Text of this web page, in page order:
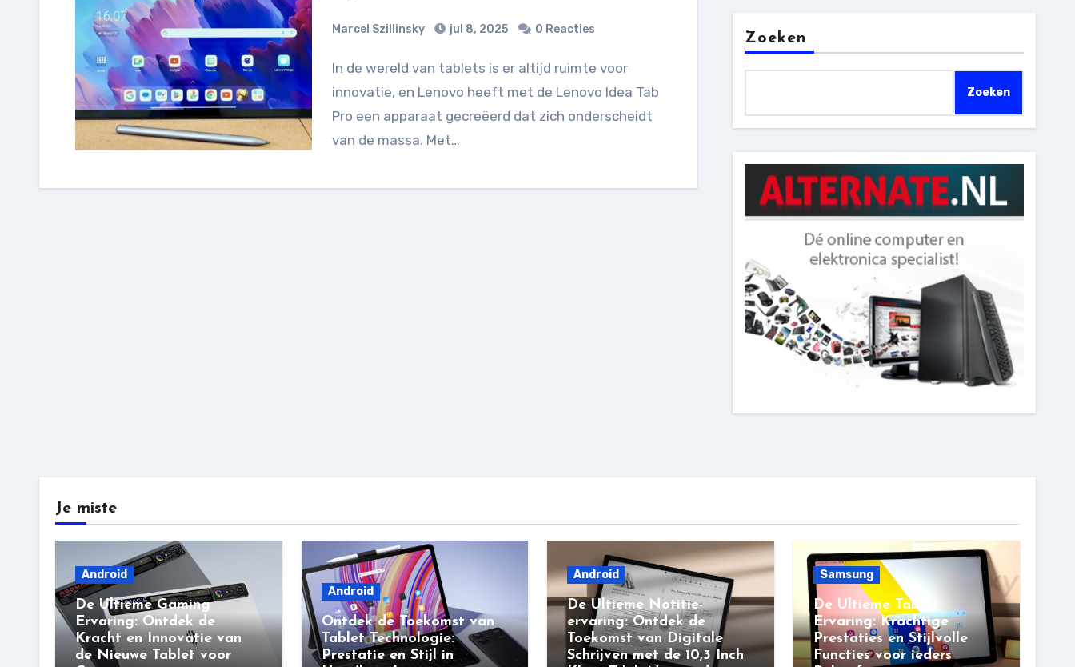
Marcel Szillinsky jul 8, 2025 0 Reacties
In de wereld van tablets is er altijd ruimte voor
innovatie, en Lenovo heeft met de Lenovo Idea Tab
Pro een apparaat gecreëerd dat zich onderscheidt
van de massa. Met…
Zoeken
Zoeken
Je miste
Android
De Ultieme Gaming
Ervaring: Ontdek de
Kracht en Innovatie van
de Nieuwe Tablet voor
Android
Ontdek de Toekomst van
Tablet Technologie:
Prestatie en Stijl in
Android
De Ultieme Notitie-
ervaring: Ontdek de
Toekomst van Digitale
Schrijven met de 10,3 Inch
Samsung
De Ultieme Tablet
Ervaring: Krachtige
Prestaties en Stijlvolle
Functies voor ieders